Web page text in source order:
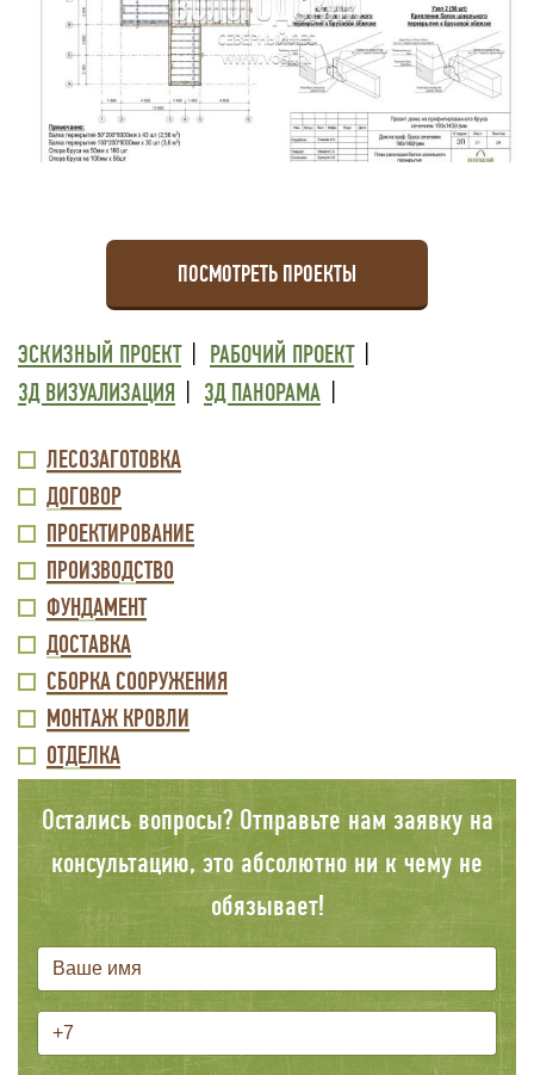
ПОСМОТРЕТЬ ПРОЕКТЫ
ТРЕТИЙ
УРОВЕНЬ
МЕНЮ
ВНИЗУ
ЭСКИЗНЫЙ ПРОЕКТ
РАБОЧИЙ ПРОЕКТ
3Д ВИЗУАЛИЗАЦИЯ
3Д ПАНОРАМА
ВТОРОЙ
УРОВЕНЬ
МЕНЮ
ЛЕСОЗАГОТОВКА
ДОГОВОР
ПРОЕКТИРОВАНИЕ
ПРОИЗВОДСТВО
ФУНДАМЕНТ
ДОСТАВКА
СБОРКА СООРУЖЕНИЯ
МОНТАЖ КРОВЛИ
ОТДЕЛКА
Остались вопросы? Отправьте нам заявку на
консультацию, это абсолютно ни к чему не
обязывает!